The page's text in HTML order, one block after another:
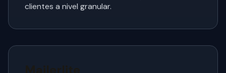
clientes a nivel granular.